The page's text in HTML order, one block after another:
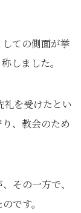
ての側面が挙
しました。
礼を受けたとい
、教会のため
その一方で、
です。